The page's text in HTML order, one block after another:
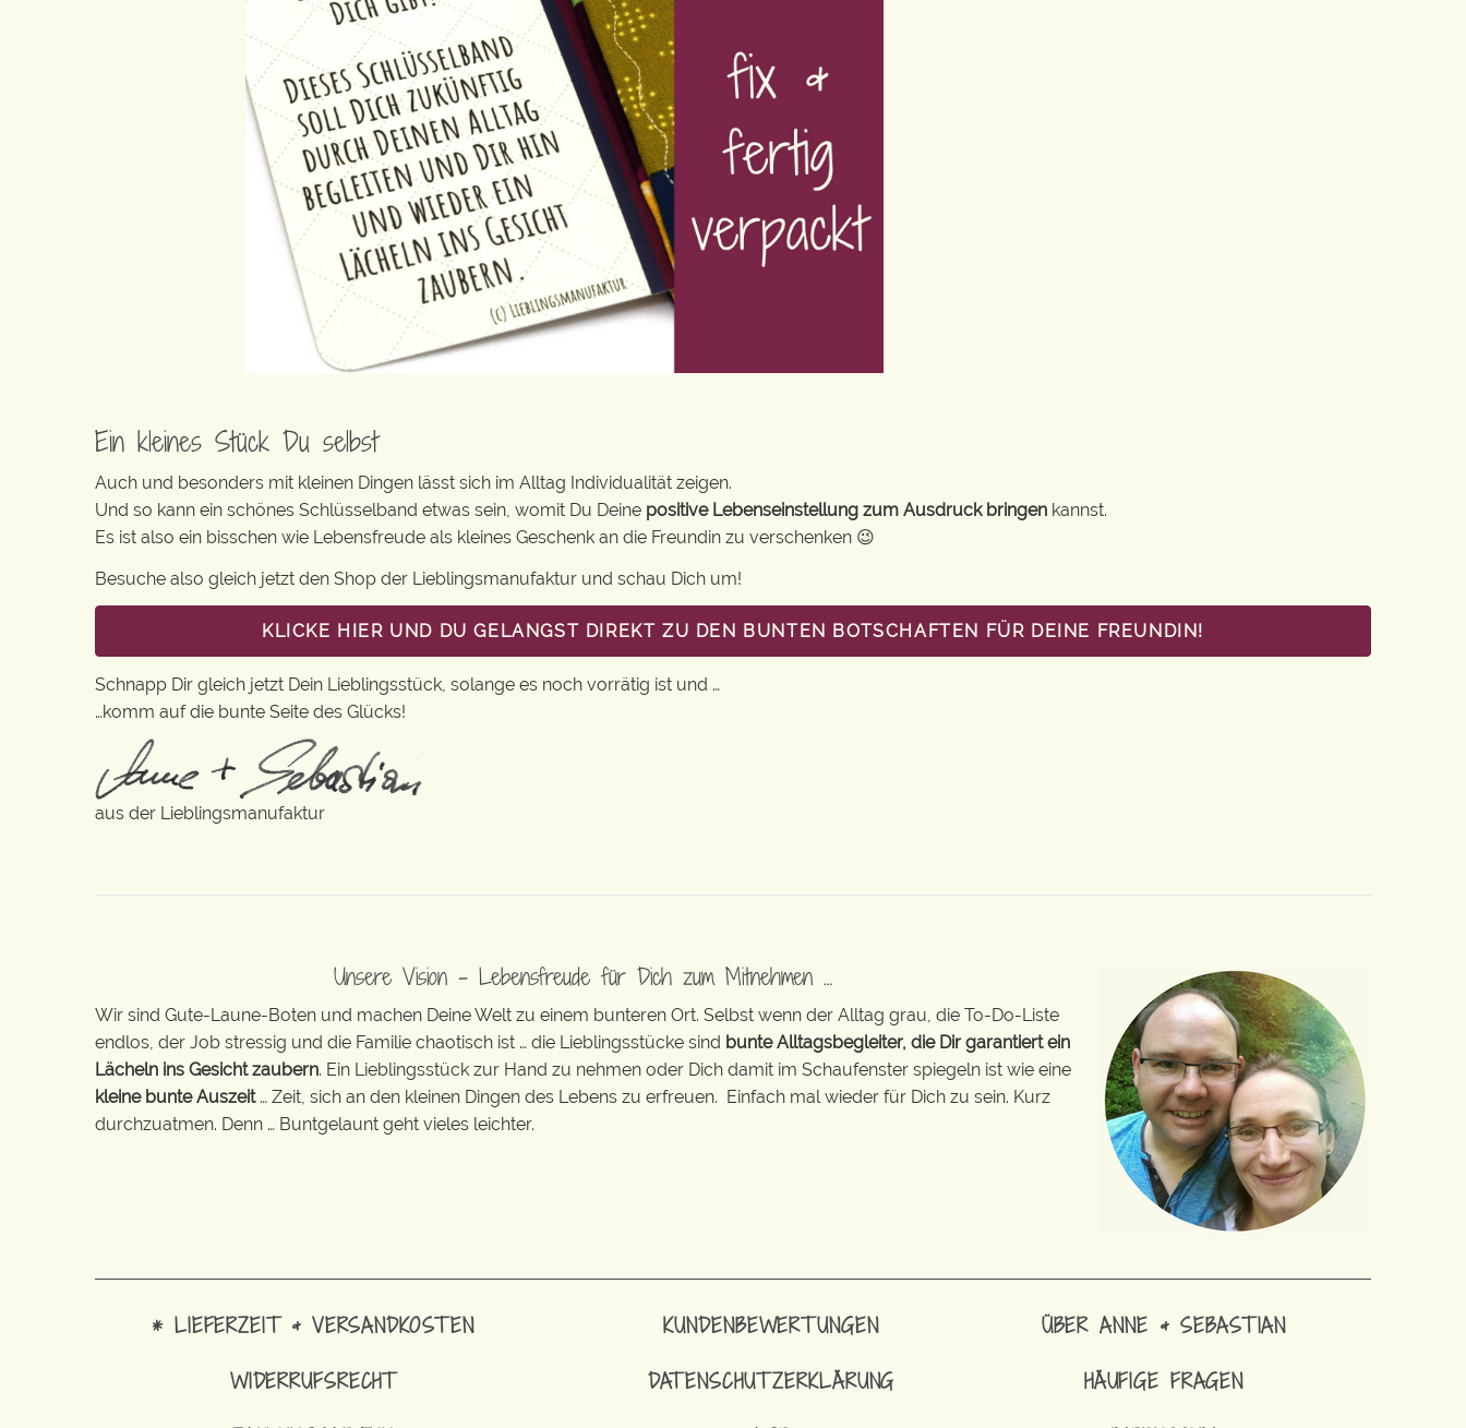
Ein kleines Stück Du selbst
Auch und besonders mit kleinen Dingen lässt sich im Alltag Individualität zeigen.
Und so kann ein schönes Schlüsselband etwas sein, womit Du Deine positive Lebenseinstellung zum Ausdruck bringen kannst.
Es ist also ein bisschen wie Lebensfreude als kleines Geschenk an die Freundin zu verschenken 😉
Besuche also gleich jetzt den Shop der Lieblingsmanufaktur und schau Dich um!
KLICKE HIER UND DU GELANGST DIREKT ZU DEN BUNTEN BOTSCHAFTEN FÜR DEINE FREUNDIN!
Schnapp Dir gleich jetzt Dein Lieblingsstück, solange es noch vorrätig ist und …
…komm auf die bunte Seite des Glücks!
aus der Lieblingsmanufaktur
Unsere Vision – Lebensfreude für Dich zum Mitnehmen …
Wir sind Gute-Laune-Boten und machen Deine Welt zu einem bunteren Ort. Selbst wenn der Alltag grau, die To-Do-Liste
endlos, der Job stressig und die Familie chaotisch ist … die Lieblingsstücke sind bunte Alltagsbegleiter, die Dir garantiert ein
Lächeln ins Gesicht zaubern. Ein Lieblingsstück zur Hand zu nehmen oder Dich damit im Schaufenster spiegeln ist wie eine
kleine bunte Auszeit… Zeit, sich an den kleinen Dingen des Lebens zu erfreuen. Einfach mal wieder für Dich zu sein. Kurz
durchzuatmen. Denn … Buntgelaunt geht vieles leichter.
* LIEFERZEIT & VERSANDKOSTEN
WIDERRUFSRECHT
KUNDENBEWERTUNGEN
DATENSCHUTZERKLÄRUNG
ÜBER ANNE & SEBASTIAN
HÄUFIGE FRAGEN